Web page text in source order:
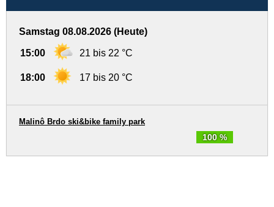
Samstag 08.08.2026 (Heute)
15:00 21 bis 22 °C
18:00 17 bis 20 °C
100 %
Malinô Brdo ski&bike family park